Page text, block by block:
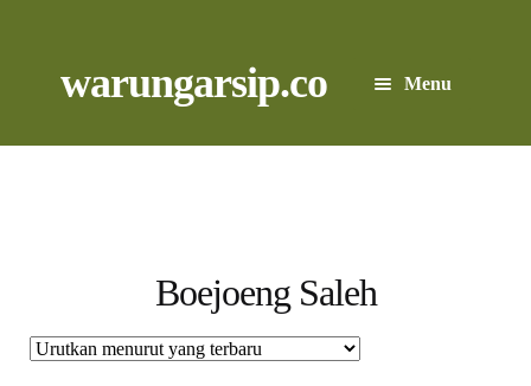
to
to
warungarsip.co Menu
Beranda
Foto
Boejoeng Saleh